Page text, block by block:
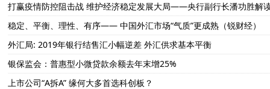
打赢疫情防控阻击战 维护经济稳定发展大局——央行副行长潘功胜解
稳定、平衡、理性、有序—— 中国外汇市场“气质”更成熟（锐财经）
外汇局: 2019年银行结售汇小幅逆差 外汇供求基本平衡
银保监会：普惠型小微贷款余额去年末增25%
上市公司“A拆A” 缘何大多首选科创板？